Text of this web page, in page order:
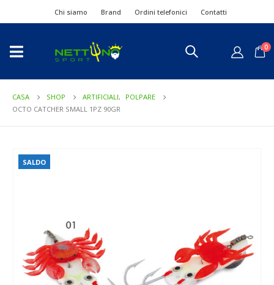
Chi siamo Brand Ordini telefonici Contatti
0
CASA SHOP ARTIFICIALI,
POLPARE
OCTO CATCHER SMALL 1PZ 90GR
SALDO